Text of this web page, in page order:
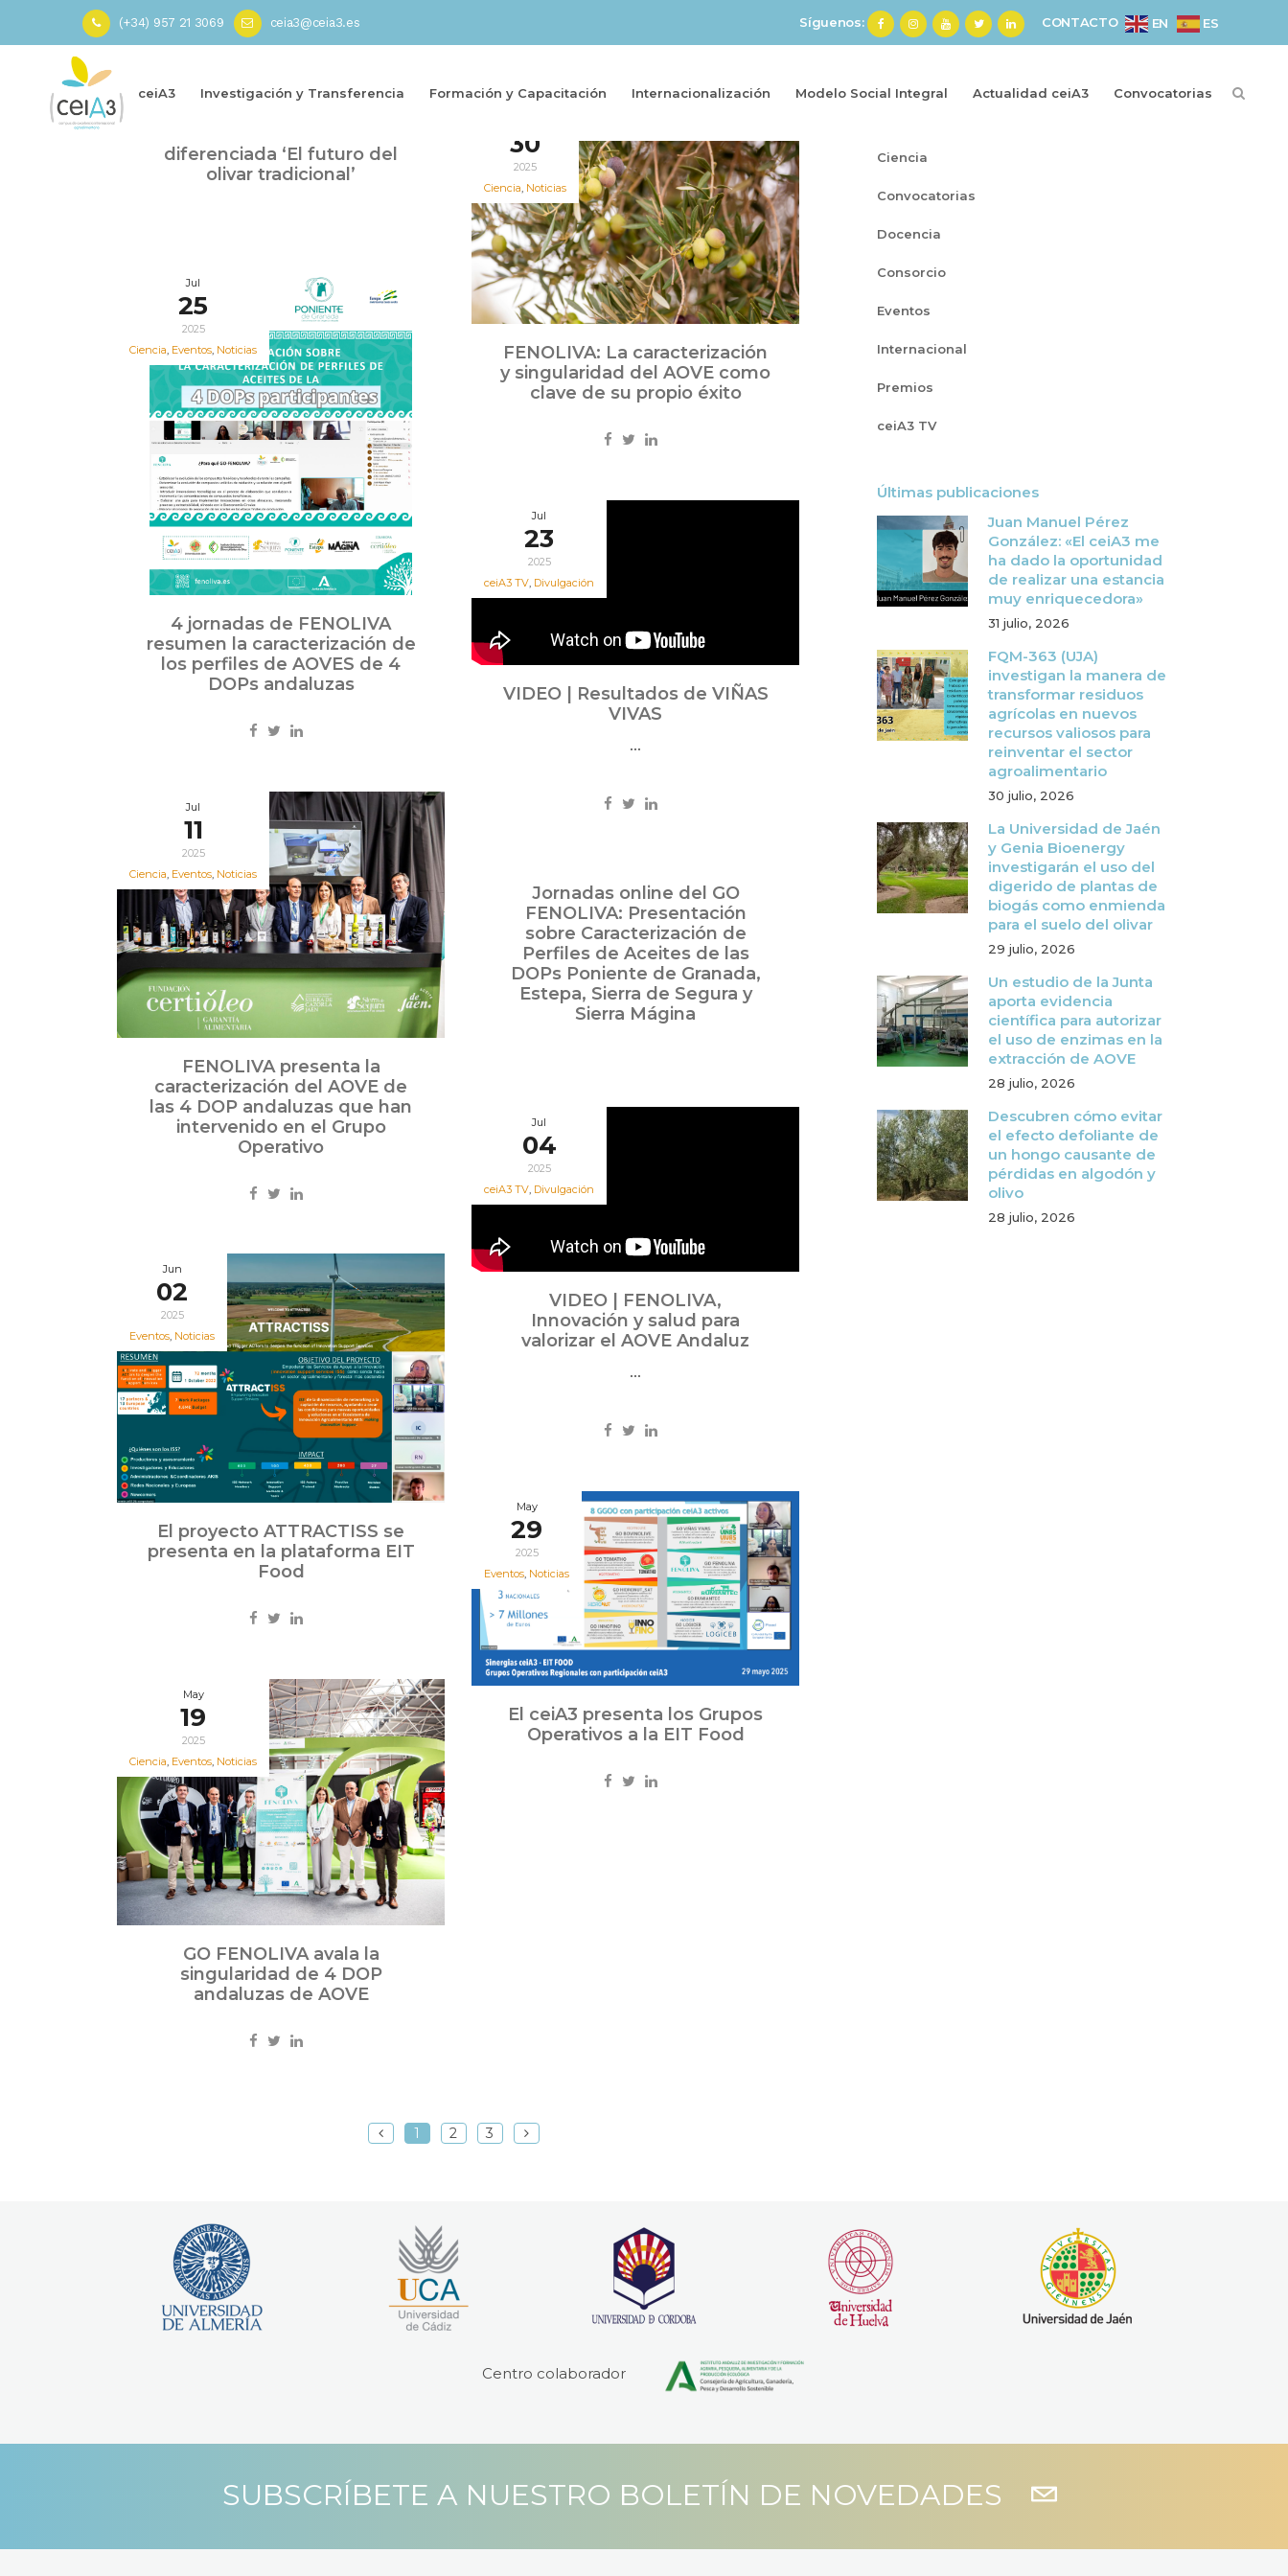
(+34) 957 21 3069 ceia3@ceia3.es Síguenos: CONTACTO EN ES
ceiA3 Investigación y Transferencia Formación y Capacitación Internacionalización Modelo Social Integral Actualidad ceiA3 Convocatorias
Inicio»FENOLIVA
diferenciada ‘El futuro del
olivar tradicional’
30
2025
Ciencia, Noticias
FENOLIVA: La caracterización
y singularidad del AOVE como
clave de su propio éxito
Jul
25
2025
Ciencia, Eventos, Noticias
4 jornadas de FENOLIVA
resumen la caracterización de
los perfiles de AOVES de 4
DOPs andaluzas
Jul
23
2025
ceiA3 TV, Divulgación
VIDEO | Resultados de VIÑAS
VIVAS
...
Jul
11
2025
Ciencia, Eventos, Noticias
FENOLIVA presenta la
caracterización del AOVE de
las 4 DOP andaluzas que han
intervenido en el Grupo
Operativo
Jornadas online del GO
FENOLIVA: Presentación
sobre Caracterización de
Perfiles de Aceites de las
DOPs Poniente de Granada,
Estepa, Sierra de Segura y
Sierra Mágina
Jul
04
2025
ceiA3 TV, Divulgación
VIDEO | FENOLIVA,
Innovación y salud para
valorizar el AOVE Andaluz
...
Jun
02
2025
Eventos, Noticias
El proyecto ATTRACTISS se
presenta en la plataforma EIT
Food
May
29
2025
Eventos, Noticias
El ceiA3 presenta los Grupos
Operativos a la EIT Food
May
19
2025
Ciencia, Eventos, Noticias
GO FENOLIVA avala la
singularidad de 4 DOP
andaluzas de AOVE
1 2 3
Ciencia
Convocatorias
Docencia
Consorcio
Eventos
Internacional
Premios
ceiA3 TV
Últimas publicaciones
Juan Manuel Pérez
González: «El ceiA3 me
ha dado la oportunidad
de realizar una estancia
muy enriquecedora»
31 julio, 2026
FQM-363 (UJA)
investigan la manera de
transformar residuos
agrícolas en nuevos
recursos valiosos para
reinventar el sector
agroalimentario
30 julio, 2026
La Universidad de Jaén
y Genia Bioenergy
investigarán el uso del
digerido de plantas de
biogás como enmienda
para el suelo del olivar
29 julio, 2026
Un estudio de la Junta
aporta evidencia
científica para autorizar
el uso de enzimas en la
extracción de AOVE
28 julio, 2026
Descubren cómo evitar
el efecto defoliante de
un hongo causante de
pérdidas en algodón y
olivo
28 julio, 2026
Centro colaborador
SUBSCRÍBETE A NUESTRO BOLETÍN DE NOVEDADES